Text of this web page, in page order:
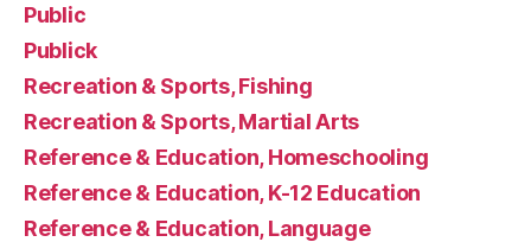
Public
Publick
Recreation & Sports, Fishing
Recreation & Sports, Martial Arts
Reference & Education, Homeschooling
Reference & Education, K-12 Education
Reference & Education, Language